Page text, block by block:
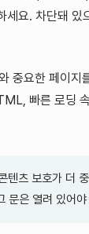
요. 차단돼 있
중요한 페이
빠른 로딩
텐츠 보호가 더
문은 열려 있어야